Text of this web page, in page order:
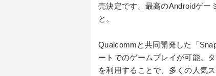
売決定です。最高のAndroidゲー
と。
Qualcommと共同開発した「
ートでのゲームプレイが可能。
を利用することで、多くの人気